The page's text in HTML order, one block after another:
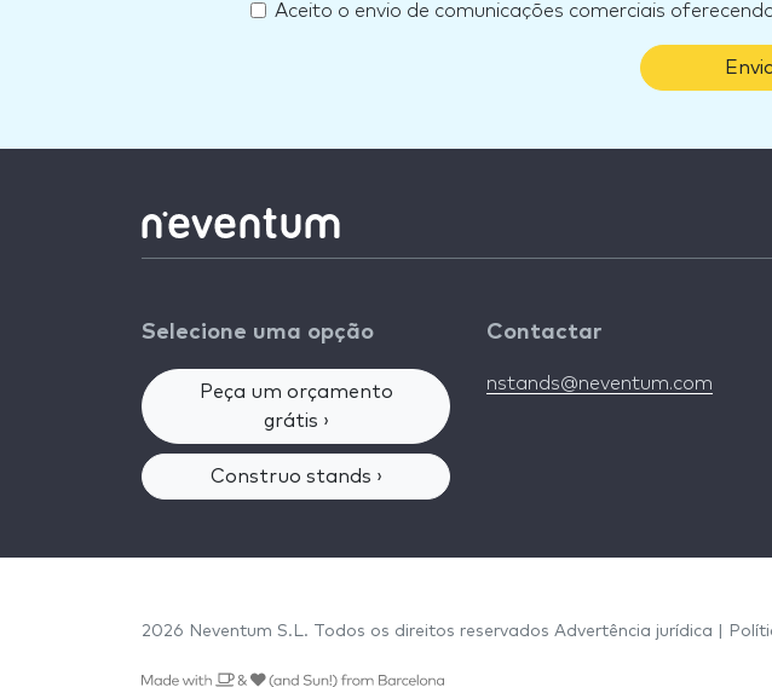
Aceito o envio de comunicações comerciais
Selecione uma opção
Peça um orçamento
grátis ›
Construo stands ›
Contactar
nstands@neventum.com
2026 Neventum S.L. Todos os direitos reservados Advertência jurídica